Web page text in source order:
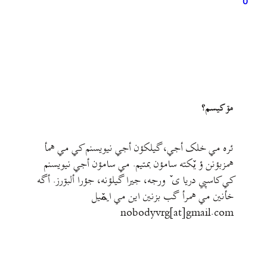
مۊ کيسم؟
ئره مي خلک أجي، گيلکؤن أجي نيويسنم کي مي همأ
همزبؤنن ؤ يٚکته سامؤن بمتيم. مي سامؤن أجي نيويسنم
کي کاسپي دريا ی ٚ ورجه، جيرا گيلؤنه، جؤرا ألبۊرز. أگه
خأنين مي همرأ گب بزنين اين مي ايمٚیل‌ ‌
nobodyvrg[at]gmail.com